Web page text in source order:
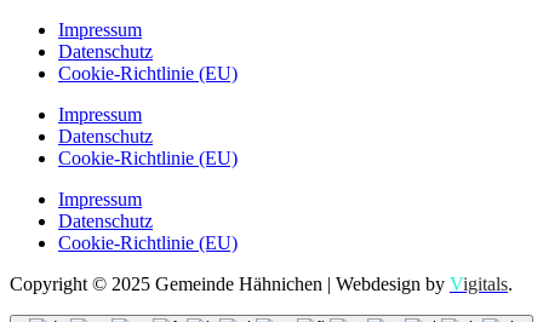
Impressum
Datenschutz
Cookie-Richtlinie (EU)
Impressum
Datenschutz
Cookie-Richtlinie (EU)
Impressum
Datenschutz
Cookie-Richtlinie (EU)
Copyright © 2025 Gemeinde Hähnichen | Webdesign by Vigitals.